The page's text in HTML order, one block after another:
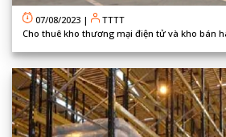
07/08/2023 |
TTTT
Cho thuê kho thương mại điện tử và kho bán